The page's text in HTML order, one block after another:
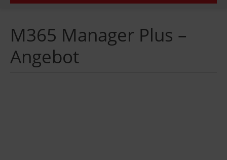
M365 Manager Plus –
Angebot